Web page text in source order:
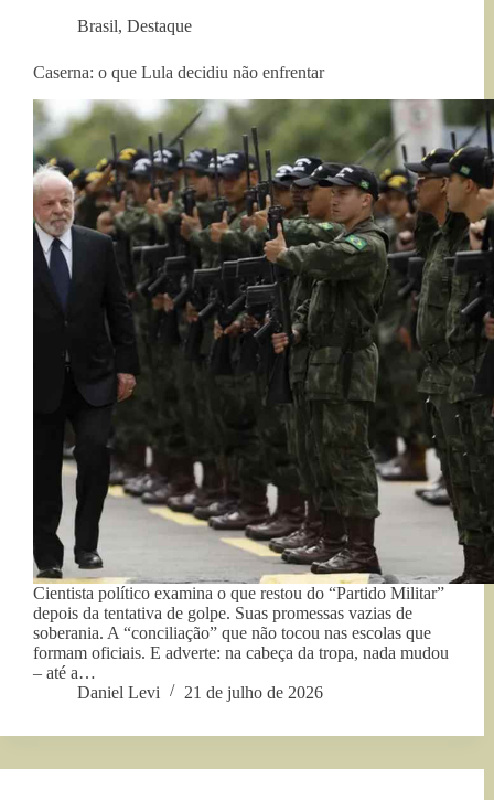
Brasil, Destaque
Caserna: o que Lula decidiu não enfrentar
Cientista político examina o que restou do “Partido Militar”
depois da tentativa de golpe. Suas promessas vazias de
soberania. A “conciliação” que não tocou nas escolas que
formam oficiais. E adverte: na cabeça da tropa, nada mudou
– até a…
Daniel Levi
21 de julho de 2026